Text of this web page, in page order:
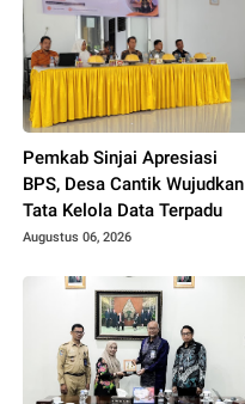
Pemkab Sinjai Apresiasi
BPS, Desa Cantik Wujudkan
Tata Kelola Data Terpadu
Augustus 06, 2026